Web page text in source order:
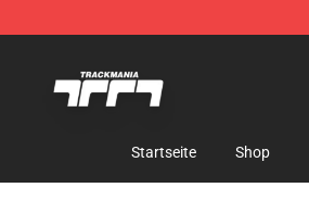
Startseite Shop